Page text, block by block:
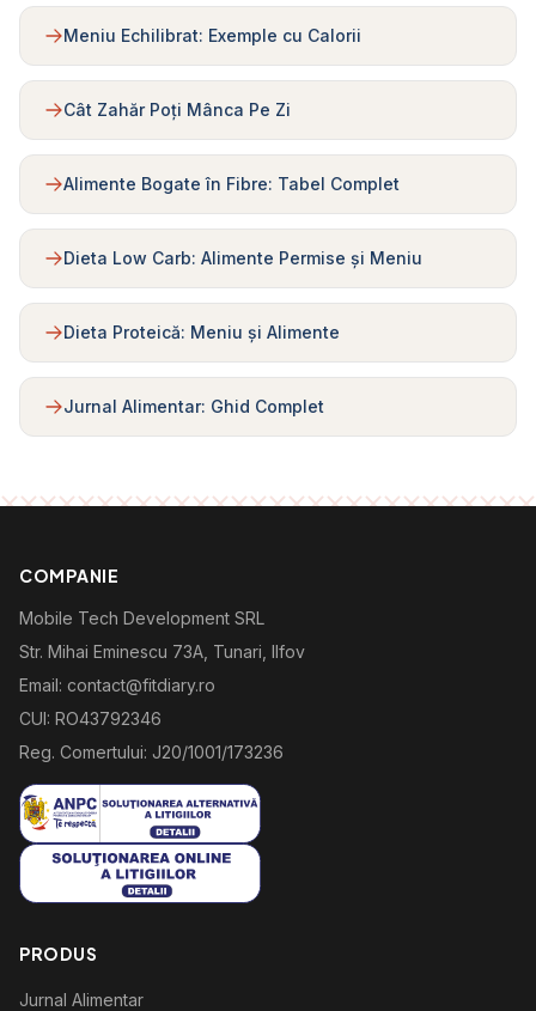
Meniu Echilibrat: Exemple cu Calorii
Cât Zahăr Poți Mânca Pe Zi
Alimente Bogate în Fibre: Tabel Complet
Dieta Low Carb: Alimente Permise și Meniu
Dieta Proteică: Meniu și Alimente
Jurnal Alimentar: Ghid Complet
COMPANIE
Mobile Tech Development SRL
Str. Mihai Eminescu 73A, Tunari, Ilfov
Email: contact@fitdiary.ro
CUI: RO43792346
Reg. Comertului: J20/1001/173236
PRODUS
Jurnal Alimentar